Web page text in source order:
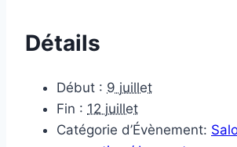
Détails
Début : 9 juillet
Fin : 12 juillet
Catégorie d’Évènement: